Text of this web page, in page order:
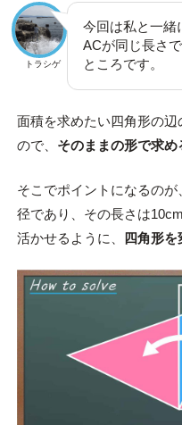
トラシゲ
今回は私と一
ACが同じ長さ
ところです。
面積を求めたい四角形の
ので、 そのままの形で求め
そこでポイントになるのが
径であり、その長さは
活かせるように、
四角形を